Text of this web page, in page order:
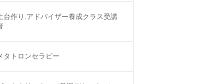
台作り.アドバイザー養成クラス受講
タトロンセラピー